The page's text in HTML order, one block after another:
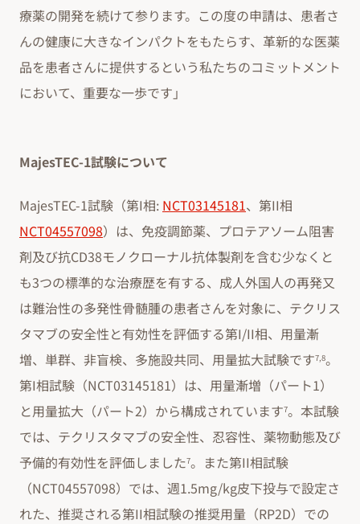
療薬の開発を続けて参ります。この度の申請は、患者さ
んの健康に大きなインパクトをもたらす、革新的な医薬
品を患者さんに提供するという私たちのコミットメント
において、重要な一歩です」
MajesTEC-1試験について
MajesTEC-1試験（第I相: NCT03145181、第II相
NCT04557098）は、免疫調節薬、プロテアソーム阻害
剤及び抗CD38モノクローナル抗体製剤を含む少なくと
も3つの標準的な治療歴を有する、成人外国人の再発又
は難治性の多発性骨髄腫の患者さんを対象に、テクリス
タマブの安全性と有効性を評価する第I/II相、用量漸
増、単群、非盲検、多施設共同、用量拡大試験です7,8。
第I相試験（NCT03145181）は、用量漸増（パート1）
と用量拡大（パート2）から構成されています7。本試験
では、テクリスタマブの安全性、忍容性、薬物動態及び
予備的有効性を評価しました7。また第II相試験
（NCT04557098）では、週1.5mg/kg皮下投与で設定さ
れた、推奨される第II相試験の推奨用量（RP2D）での